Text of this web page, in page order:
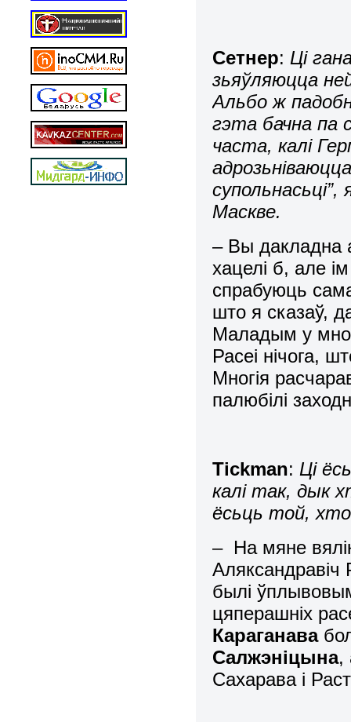
Сетнер: Ці
зьяўляюцца
Альбо ж
гэта бачна па
часта, калі
Маскве.
– Вы дакладна
хацелі б, але
спрабуюць
што я сказаў,
Маладым у
Расеі нічога,
Многія
палюбілі
Tickman: Ці
калі так, дык
ёсьць той,
– На мяне
былі
цяперашніх
Караганава
Салжэніцына,
Сахарава і